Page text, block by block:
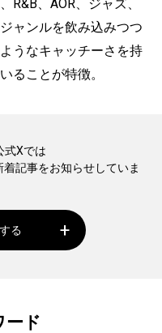
R&B、AOR、ジャズ、
ャンルを飲み込みつつ
うなキャッチーさを持
ることが特徴。
式Xでは
着記事をお知らせしていま
る
ード